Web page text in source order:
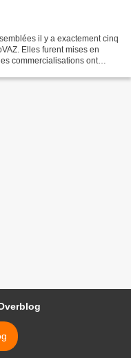
il y a exactement cinq
Elles furent mises en
commercialisations ont